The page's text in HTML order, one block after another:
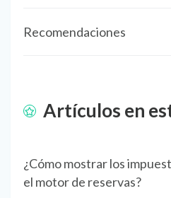
Recomendaciones
Artículos en
¿Cómo mostrar los
el motor de reservas?